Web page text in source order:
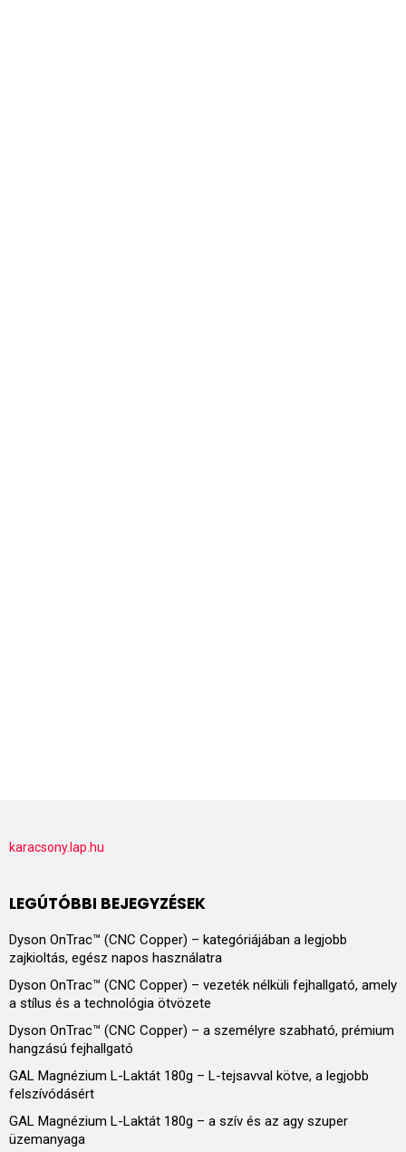
karacsony.lap.hu
LEGÚTÓBBI BEJEGYZÉSEK
Dyson OnTrac™ (CNC Copper) – kategóriájában a legjobb
zajkioltás, egész napos használatra
Dyson OnTrac™ (CNC Copper) – vezeték nélküli fejhallgató, amely
a stílus és a technológia ötvözete
Dyson OnTrac™ (CNC Copper) – a személyre szabható, prémium
hangzású fejhallgató
GAL Magnézium L-Laktát 180g – L-tejsavval kötve, a legjobb
felszívódásért
GAL Magnézium L-Laktát 180g – a szív és az agy szuper
üzemanyaga